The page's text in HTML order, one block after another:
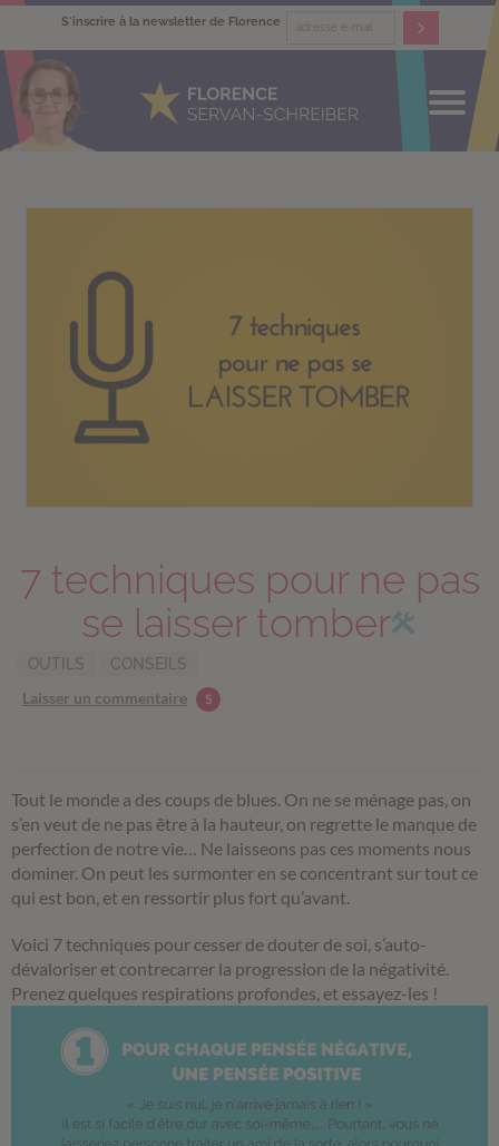
S'inscrire à la newsletter de Florence
7 techniques pour ne pas
se laisser tomber
OUTILS CONSEILS
Laisser un commentaire 5
Tout le monde a des coups de blues. On ne se ménage pas, on
s’en veut de ne pas être à la hauteur, on regrette le manque de
perfection de notre vie… Ne laisseons pas ces moments nous
dominer. On peut les surmonter en se concentrant sur tout ce
qui est bon, et en ressortir plus fort qu’avant.
Voici 7 techniques pour cesser de douter de soi, s’auto-
dévaloriser et contrecarrer la progression de la négativité.
Prenez quelques respirations profondes, et essayez-les !